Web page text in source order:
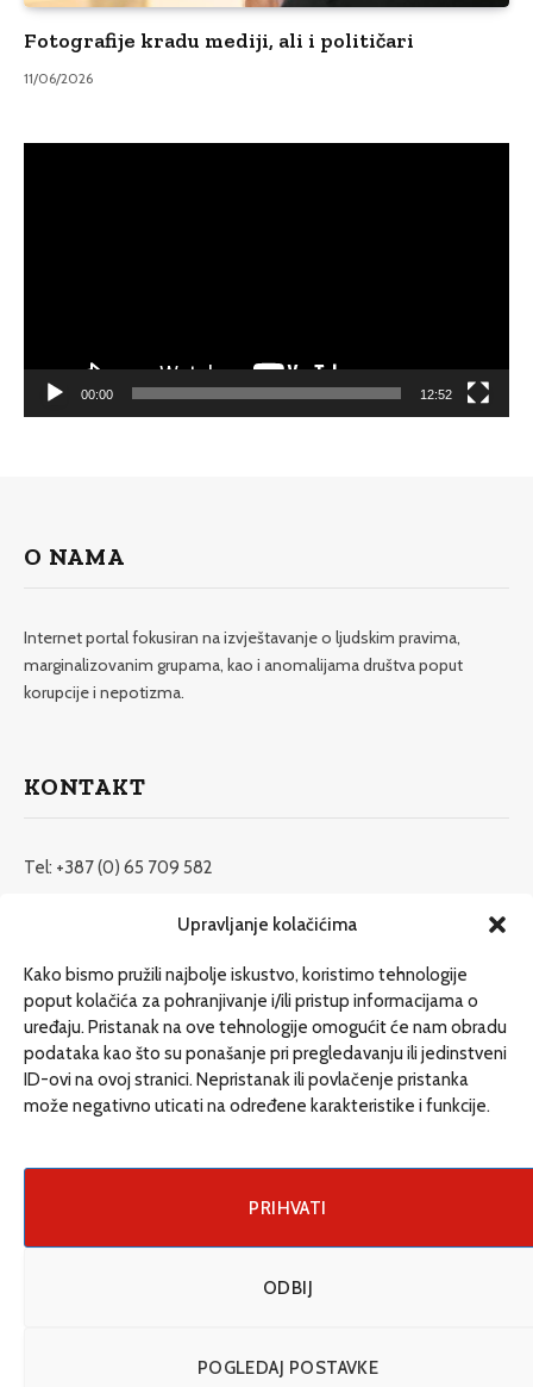
Upravljanje kolačićima
Kako bismo pružili najbolje iskustvo, koristimo tehnologije
poput kolačića za pohranjivanje i/ili pristup informacijama o
uređaju. Pristanak na ove tehnologije omogućit će nam obradu
podataka kao što su ponašanje pri pregledavanju ili jedinstveni
ID-ovi na ovoj stranici. Nepristanak ili povlačenje pristanka
može negativno uticati na određene karakteristike i funkcije.
PRIHVATI
ODBIJ
POGLEDAJ POSTAVKE
Fotografije kradu mediji, ali i političari
11/06/2026
00:00 12:52
O NAMA
Internet portal fokusiran na izvještavanje o ljudskim pravima,
marginalizovanim grupama, kao i anomalijama društva poput
korupcije i nepotizma.
KONTAKT
Tel: +387 (0) 65 709 582
redakcija@etrafika.net
Dosije
Drugi pišu
Društvo